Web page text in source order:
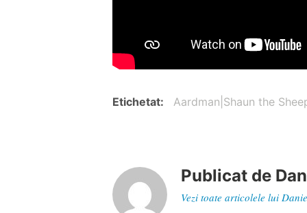
Etichetat Aardman|Shaun the
Publicat de
Vezi toate articolele lui